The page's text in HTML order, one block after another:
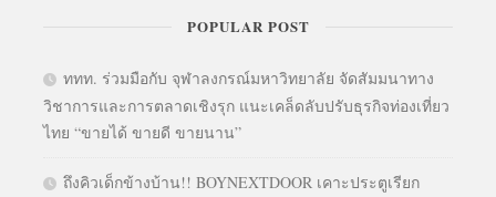
POPULAR POST
ททท. ร่วมมือกับ จุฬาลงกรณ์มหาวิทยาลัย จัดสัมมนาทาง
วิชาการและการตลาดเชิงรุก แนะเคล็ดลับปรับธุรกิจท่องเที่ยว
ไทย “ขายได้ ขายดี ขายนาน”
ถึงคิวเด็กข้างบ้าน!! BOYNEXTDOOR เคาะประตูเรียก